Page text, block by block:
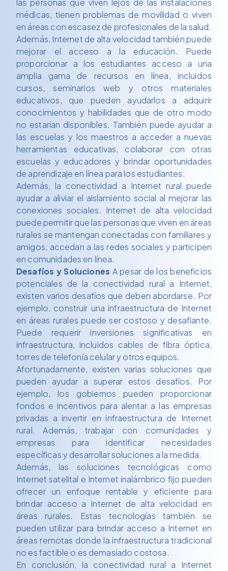
las personas que viven lejos de las instalaciones
médicas, tienen problemas de movilidad o viven
en áreas con escasez de profesionales de la salud.
Además, Internet de alta velocidad también puede
mejorar el acceso a la educación. Puede
proporcionar a los estudiantes acceso a una
amplia gama de recursos en línea, incluidos
cursos, seminarios web y otros materiales
educativos, que pueden ayudarlos a adquirir
conocimientos y habilidades que de otro modo
no estarían disponibles. También puede ayudar a
las escuelas y los maestros a acceder a nuevas
herramientas educativas, colaborar con otras
escuelas y educadores y brindar oportunidades
de aprendizaje en línea para los estudiantes.
Además, la conectividad a Internet rural puede
ayudar a aliviar el aislamiento social al mejorar las
conexiones sociales. Internet de alta velocidad
puede permitir que las personas que viven en áreas
rurales se mantengan conectadas con familiares y
amigos, accedan a las redes sociales y participen
en comunidades en línea.
Desafíos y Soluciones A pesar de los beneficios
potenciales de la conectividad rural a Internet,
existen varios desafíos que deben abordarse. Por
ejemplo, construir una infraestructura de Internet
en áreas rurales puede ser costoso y desafiante.
Puede requerir inversiones significativas en
infraestructura, incluidos cables de fibra óptica,
torres de telefonía celular y otros equipos.
Afortunadamente, existen varias soluciones que
pueden ayudar a superar estos desafíos. Por
ejemplo, los gobiernos pueden proporcionar
fondos e incentivos para alentar a las empresas
privadas a invertir en infraestructura de Internet
rural. Además, trabajar con comunidades y
empresas para identificar necesidades
específicas y desarrollar soluciones a la medida.
Además, las soluciones tecnológicas como
Internet satelital e Internet inalámbrico fijo pueden
ofrecer un enfoque rentable y eficiente para
brindar acceso a Internet de alta velocidad en
áreas rurales. Estas tecnologías también se
pueden utilizar para brindar acceso a Internet en
áreas remotas donde la infraestructura tradicional
no es factible o es demasiado costosa.
En conclusión, la conectividad rural a Internet